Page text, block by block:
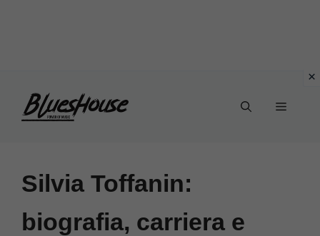
Menu
Silvia Toffanin:
biografia, carriera e